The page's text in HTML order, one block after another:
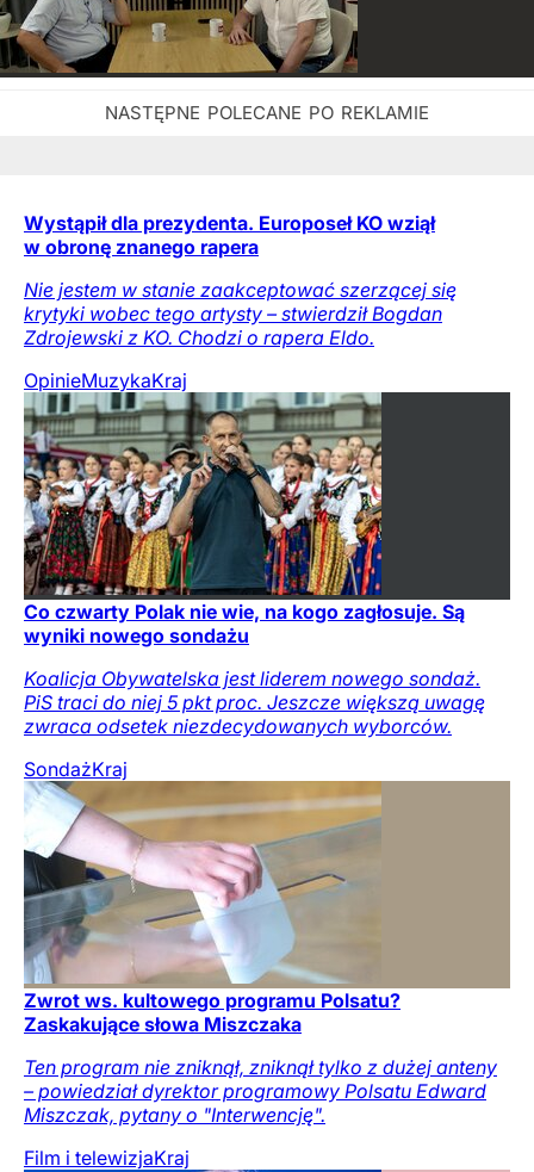
Wystąpił dla prezydenta. Europoseł KO wziął
w obronę znanego rapera
Nie jestem w stanie zaakceptować szerzącej się
krytyki wobec tego artysty – stwierdził Bogdan
Zdrojewski z KO. Chodzi o rapera Eldo.
OpinieMuzykaKraj
Co czwarty Polak nie wie, na kogo zagłosuje. Są
wyniki nowego sondażu
Koalicja Obywatelska jest liderem nowego sondaż.
PiS traci do niej 5 pkt proc. Jeszcze większą uwagę
zwraca odsetek niezdecydowanych wyborców.
SondażKraj
Zwrot ws. kultowego programu Polsatu?
Zaskakujące słowa Miszczaka
Ten program nie zniknął, zniknął tylko z dużej anteny
– powiedział dyrektor programowy Polsatu Edward
Miszczak, pytany o "Interwencję".
Film i telewizjaKraj